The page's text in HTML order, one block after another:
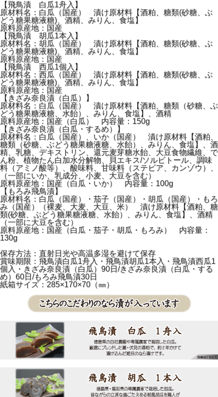
【飛鳥漬 白瓜1舟入】
原材料名：白瓜（国産） 漬け原材料【酒粕、糖類(砂糖、ぶ
どう糖果糖液糖)、酒精、みりん、食塩】
原料原産地：国産
【飛鳥漬 胡瓜1本入】
原材料名：胡瓜（国産） 漬け原材料【酒粕、糖類(砂糖、ぶ
どう糖果糖液糖)、酒精、みりん、食塩】
原料原産地：国産
【飛鳥漬 西瓜1個入】
原材料名：西瓜（国産） 漬け原材料【酒粕、糖類(砂糖、ぶ
どう糖果糖液糖)、酒精、みりん、食塩】
原料原産地：国産
【きざみ奈良漬（白瓜）】
原材料名：白瓜（国産） 漬け原材料【酒粕、糖類（砂糖、ぶ
どう糖果糖液糖、水飴）、みりん、食塩】、酒精
原料原産地：国産（白瓜） 内容量：150g
【きざみ奈良漬（白瓜・するめ）】
原材料名：白瓜（国産）、いか（国産） 漬け原材料【酒粕、
糖類（砂糖、ぶどう糖果糖液糖、水飴）、みりん、食塩】、酒
精、乳糖、デキストリン、還元麦芽糖水飴、大豆食物繊維、で
ん粉、植物たん白加水分解物、貝エキス/ソルビトール、調味
料（アミノ酸等）、酸味料、甘味料（ステビア、カンゾウ）、
（一部にいか、乳成分、小麦、大豆を含む）
原料原産地：国産（白瓜・いか） 内容量：100g
【もろみ飛鳥漬】
原材料名：白瓜（国産）・茄子（国産）・胡瓜（国産）・もろ
み（国産）（裸麦、大麦、大豆、米） 漬け原材料【酒粕、糖
類(砂糖、ぶどう糖果糖液糖、水飴）、みりん、食塩】、酒精
（一部に大豆を含む）
原料原産地：国産（白瓜・茄子・胡瓜・もろみ） 内容量：
130g
保存方法：直射日光や高温多湿を避けて保存
賞味期限：飛鳥漬白瓜1舟入・飛鳥漬胡瓜1本入・飛鳥漬西瓜1
個入・きざみ奈良漬（白瓜）90日/きざみ奈良漬（白瓜・する
め）60日/もろみ飛鳥漬30日
紙箱サイズ：285×170×70（㎜）